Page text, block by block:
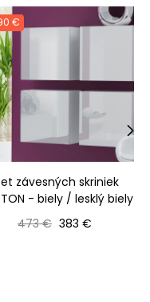
€
závesných skriniek
- biely / lesklý biely
Bežná cena
473 € Cena
383 €
›